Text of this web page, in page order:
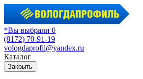
*Вы выбрали 0
(8172) 70-91-19
vologdaprofil@yandex.ru
Каталог
Закрыть